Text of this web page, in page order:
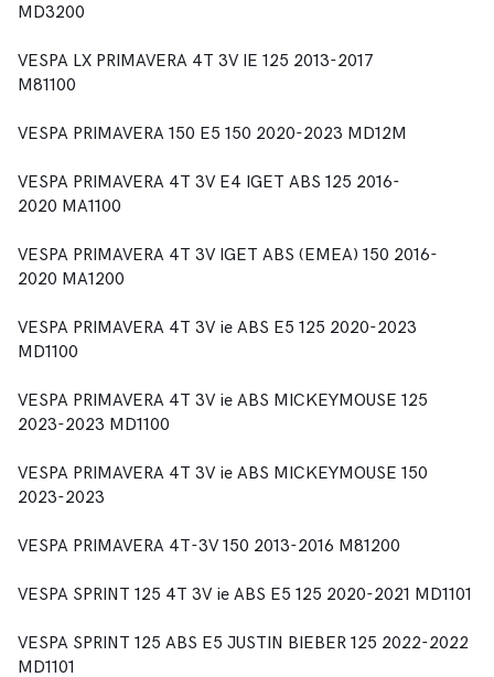
MD3200
VESPA LX PRIMAVERA 4T 3V IE 125 2013-2017
M81100
VESPA PRIMAVERA 150 E5 150 2020-2023 MD12M
VESPA PRIMAVERA 4T 3V E4 IGET ABS 125 2016-
2020 MA1100
VESPA PRIMAVERA 4T 3V IGET ABS (EMEA) 150 2016-
2020 MA1200
VESPA PRIMAVERA 4T 3V ie ABS E5 125 2020-2023
MD1100
VESPA PRIMAVERA 4T 3V ie ABS MICKEYMOUSE 125
2023-2023 MD1100
VESPA PRIMAVERA 4T 3V ie ABS MICKEYMOUSE 150
2023-2023
VESPA PRIMAVERA 4T-3V 150 2013-2016 M81200
VESPA SPRINT 125 4T 3V ie ABS E5 125 2020-2021 MD1101
VESPA SPRINT 125 ABS E5 JUSTIN BIEBER 125 2022-2022
MD1101